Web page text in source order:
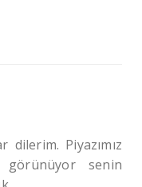
dilerim. Piyazımız
senin